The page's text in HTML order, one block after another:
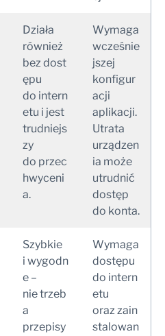
Działa
również
bez dost
ępu
do intern
etu i jest
trudniejs
zy
do przec
hwyceni
a.
Wymaga
wcześnie
jszej
konfigur
acji
aplikacji.
Utrata
urządzen
ia może
utrudnić
dostęp
do konta.
Szybkie
i wygodn
e –
nie trzeb
a
przepisy
Wymaga
dostępu
do intern
etu
oraz zain
stalowan